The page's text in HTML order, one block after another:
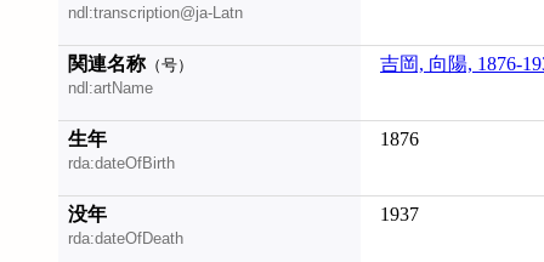
ndl:transcription@ja-Latn
関連名称（号）
ndl:artName
吉岡, 向陽, 1876-
生年
rda:dateOfBirth
1876
没年
rda:dateOfDeath
1937